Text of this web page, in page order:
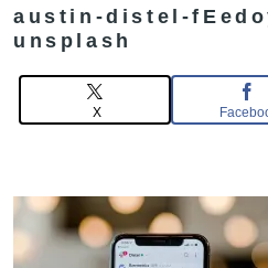
austin-distel-
unsplash
X